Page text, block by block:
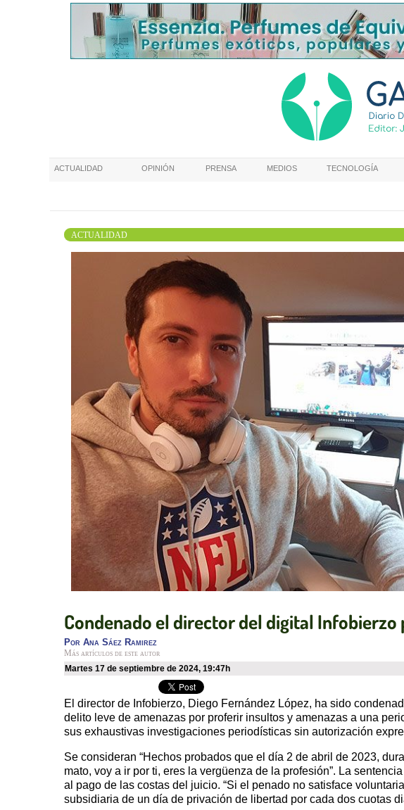
ACTUALIDAD OPINIÓN PRENSA MEDIOS TECNOLOGÍA
ACTUALIDAD
Condenado el director del digital
Por Ana Sáez Ramirez
Más artículos de este autor
martes 17 de septiembre de 2024, 19:47h
El director de Infobierzo, Diego Fernández López, ha sido
delito leve de amenazas por proferir insultos y amenazas a una
sus exhaustivas investigaciones periodísticas sin autorización
Se consideran “Hechos probados que el día 2 de abril de 2023,
mato, voy a ir por ti, eres la vergüenza de la profesión”. La
al pago de las costas del juicio. “Si el penado no satisface
subsidiaria de un día de privación de libertad por cada dos cuotas